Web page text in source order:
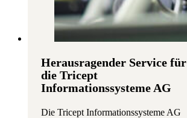
Herausragender Service für
die Tricept
Informationssysteme AG
Die Tricept Informationssysteme AG